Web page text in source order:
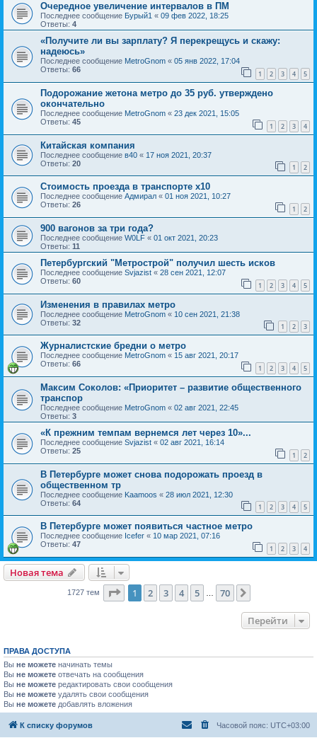
Очередное увеличение интервалов в ПМ
Последнее сообщение Бурый1 « 09 фев 2022, 18:25
Ответы: 4
«Получите ли вы зарплату? Я перекрещусь и скажу:
надеюсь»
Последнее сообщение MetroGnom « 05 янв 2022, 17:04
Ответы: 66 1 2 3 4 5
Подорожание жетона метро до 35 руб. утверждено
окончательно
Последнее сообщение MetroGnom « 23 дек 2021, 15:05
Ответы: 45 1 2 3 4
Китайская компания
Последнее сообщение в40 « 17 ноя 2021, 20:37
Ответы: 20 1 2
Стоимость проезда в транспорте х10
Последнее сообщение Адмирал « 01 ноя 2021, 10:27
Ответы: 26 1 2
900 вагонов за три года?
Последнее сообщение W0LF « 01 окт 2021, 20:23
Ответы: 11
Петербургский "Метрострой" получил шесть исков
Последнее сообщение Svjazist « 28 сен 2021, 12:07
Ответы: 60 1 2 3 4 5
Изменения в правилах метро
Последнее сообщение MetroGnom « 10 сен 2021, 21:38
Ответы: 32 1 2 3
Журналистские бредни о метро
Последнее сообщение MetroGnom « 15 авг 2021, 20:17
Ответы: 66 1 2 3 4 5
Максим Соколов: «Приоритет – развитие общественного
транспор
Последнее сообщение MetroGnom « 02 авг 2021, 22:45
Ответы: 3
«К прежним темпам вернемся лет через 10»...
Последнее сообщение Svjazist « 02 авг 2021, 16:14
Ответы: 25 1 2
В Петербурге может снова подорожать проезд в
общественном тр
Последнее сообщение Kaamoos « 28 июл 2021, 12:30
Ответы: 64 1 2 3 4 5
В Петербурге может появиться частное метро
Последнее сообщение Icefer « 10 мар 2021, 07:16
Ответы: 47 1 2 3 4
Новая тема
1727 тем Страница из 70
1 2 3 4 5 70
Перейти
ПРАВА ДОСТУПА
Вы не можете начинать темы
Вы не можете отвечать на сообщения
Вы не можете редактировать свои сообщения
Вы не можете удалять свои сообщения
Вы не можете добавлять вложения
К списку форумов Часовой пояс: UTC+03:00